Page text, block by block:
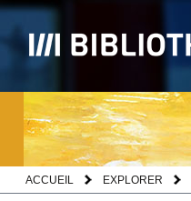
ACCUEIL EXPLORER